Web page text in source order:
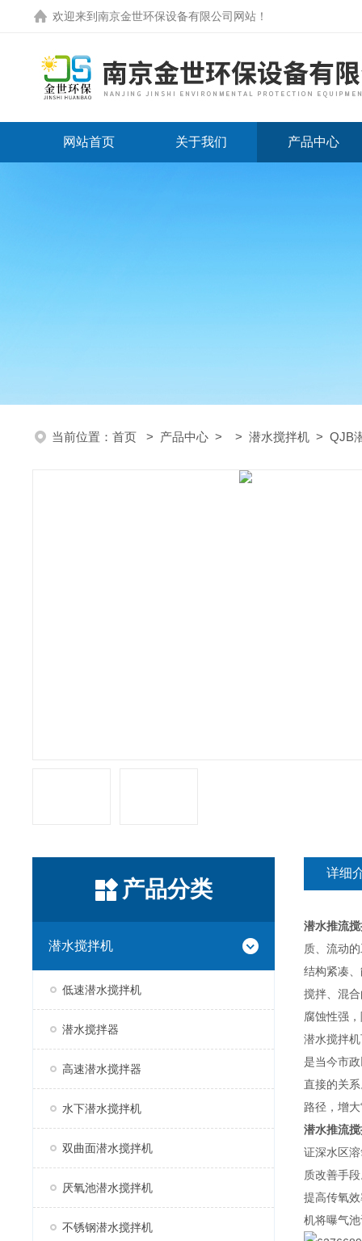
欢迎来到 南京金世环保设备有限公司网站 ！
网站首页 关于我们 产品中心
当前位置： 首页 > 产品中心 > > 潜水搅拌机 > QJB
产品分类
潜水搅拌机
低速潜水搅拌机
潜水搅拌器
高速潜水搅拌器
水下潜水搅拌机
双曲面潜水搅拌机
厌氧池潜水搅拌机
不锈钢潜水搅拌机
详细
潜水推流
质、流动
结构紧凑
搅拌、混
腐蚀性强
潜水搅拌
是当今市
直接的关
路径，增
潜水推流
证深水区
质改善手
提高传氧
机将曝气